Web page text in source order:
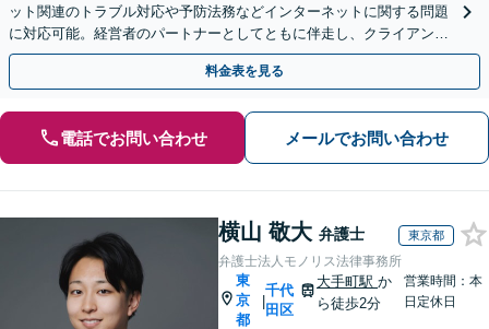
ット関連のトラブル対応や予防法務などインターネットに関する問題
に対応可能。経営者のパートナーとしてともに伴走し、クライアント
の皆さまのビジネスをサポートします！
料金表を見る
電話でお問い合わせ メールでお問い合わせ
横山 敬大 弁護士 東京都
弁護士法人モノリス法律事務所
東
京
都
|
千代
田区
大手町駅か
ら徒歩2分
営業時間：本
日定休日